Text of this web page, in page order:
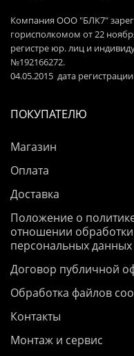
Компания ООО "БЛК7"
горисполкомом от 22
регистре юр. лиц и
№192166272.
04.05.2015 дата
ПОКУПАТЕЛЮ
Магазин
Оплата
Доставка
Положение о
отношении обработки
персональных данных
Договор публичной
Обработка файлов
Контакты
Монтаж и сервис